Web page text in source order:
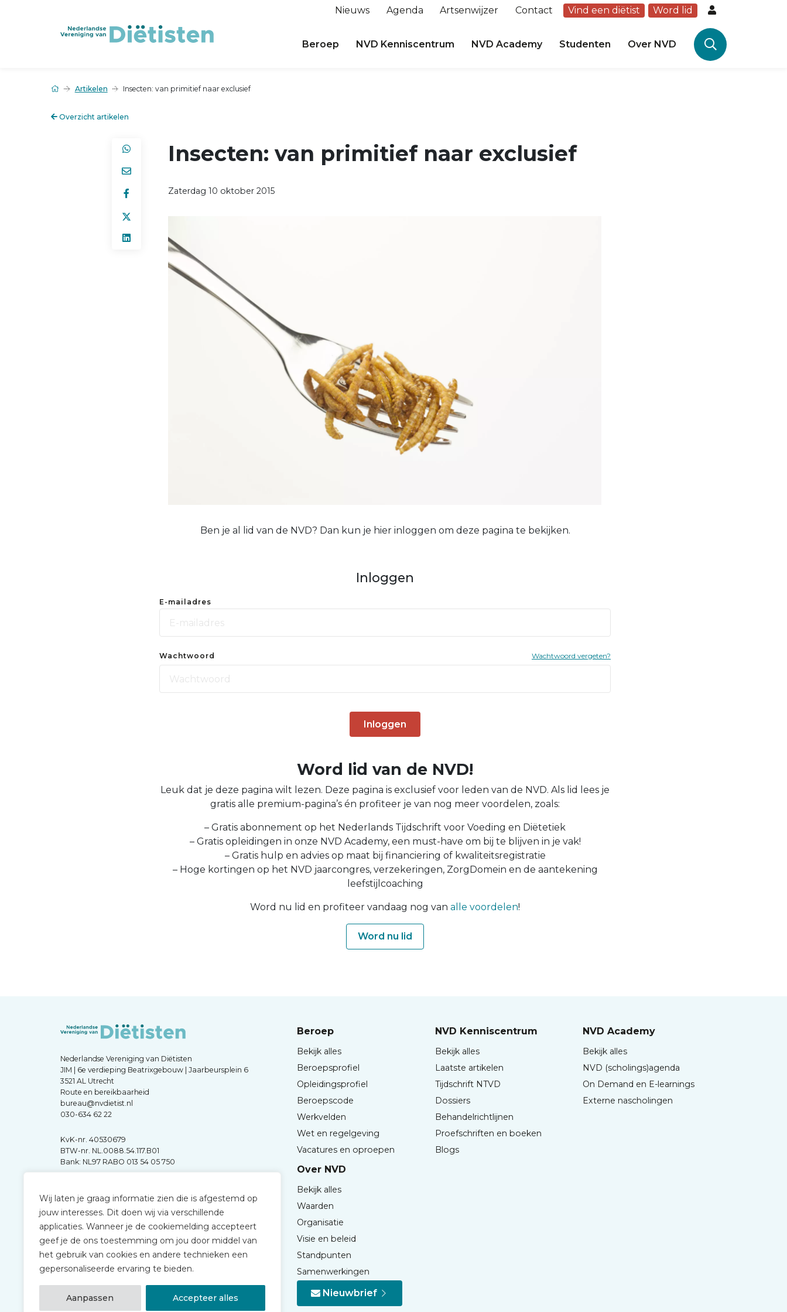
Wij laten je graag informatie zien die is afgestemd op
jouw interesses. Dit doen wij via verschillende
applicaties. Wanneer je de cookiemelding accepteert
geef je de ons toestemming om jou door middel van
het gebruik van cookies en andere technieken een
gepersonaliseerde ervaring te bieden.
Aanpassen Accepteer alles
Nieuws Agenda Artsenwijzer Contact Vind een diëtist Word lid
Beroep NVD Kenniscentrum NVD Academy Studenten Over NVD
Artikelen Insecten: van primitief naar exclusief
Overzicht artikelen
Insecten: van primitief naar exclusief
Zaterdag 10 oktober 2015
Ben je al lid van de NVD? Dan kun je hier inloggen om deze pagina te bekijken.
Inloggen
E-mailadres
Wachtwoord Wachtwoord vergeten?
Inloggen
Word lid van de NVD!
Leuk dat je deze pagina wilt lezen. Deze pagina is exclusief voor leden van de NVD. Als lid lees je
gratis alle premium-pagina’s én profiteer je van nog meer voordelen, zoals:
– Gratis abonnement op het Nederlands Tijdschrift voor Voeding en Diëtetiek
– Gratis opleidingen in onze NVD Academy, een must-have om bij te blijven in je vak!
– Gratis hulp en advies op maat bij financiering of kwaliteitsregistratie
– Hoge kortingen op het NVD jaarcongres, verzekeringen, ZorgDomein en de aantekening
leefstijlcoaching
Word nu lid en profiteer vandaag nog van alle voordelen!
Word nu lid
Nederlandse Vereniging van Diëtisten
JIM | 6e verdieping Beatrixgebouw | Jaarbeursplein 6
3521 AL Utrecht
Route en bereikbaarheid
bureau@nvdietist.nl
030-634 62 22
KvK-nr. 40530679
BTW-nr. NL.0088.54.117.B01
Bank: NL97 RABO 013 54 05 750
Beroep
Bekijk alles
Beroepsprofiel
Opleidingsprofiel
Beroepscode
Werkvelden
Wet en regelgeving
Vacatures en oproepen
NVD Kenniscentrum
Bekijk alles
Laatste artikelen
Tijdschrift NTVD
Dossiers
Behandelrichtlijnen
Proefschriften en boeken
Blogs
NVD Academy
Bekijk alles
NVD (scholings)agenda
On Demand en E-learnings
Externe nascholingen
Over NVD
Bekijk alles
Waarden
Organisatie
Visie en beleid
Standpunten
Samenwerkingen
Nieuwbrief